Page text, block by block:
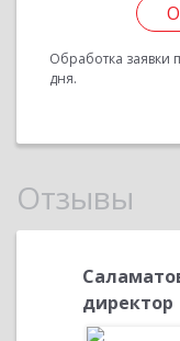
Обработка заявки
дня.
Отзывы
директор